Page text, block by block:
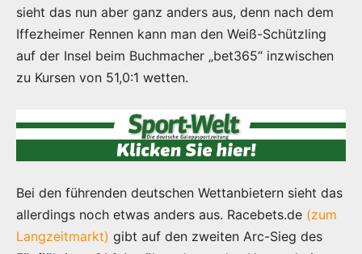
sieht das nun aber ganz anders aus, denn nach dem
Iffezheimer Rennen kann man den Weiß-Schützling
auf der Insel beim Buchmacher „bet365“ inzwischen
zu Kursen von 51,0:1 wetten.
Bei den führenden deutschen Wettanbietern sieht das
allerdings noch etwas anders aus. Racebets.de (zum
Langzeitmarkt) gibt auf den zweiten Arc-Sieg des